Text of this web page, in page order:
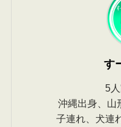
す
5
沖縄出身、山
子連れ、犬連